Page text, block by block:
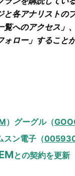
と各アナリストの
覧へのアクセス」
ォロー」すること
）グーグル（
スン電子（
との契約を更新